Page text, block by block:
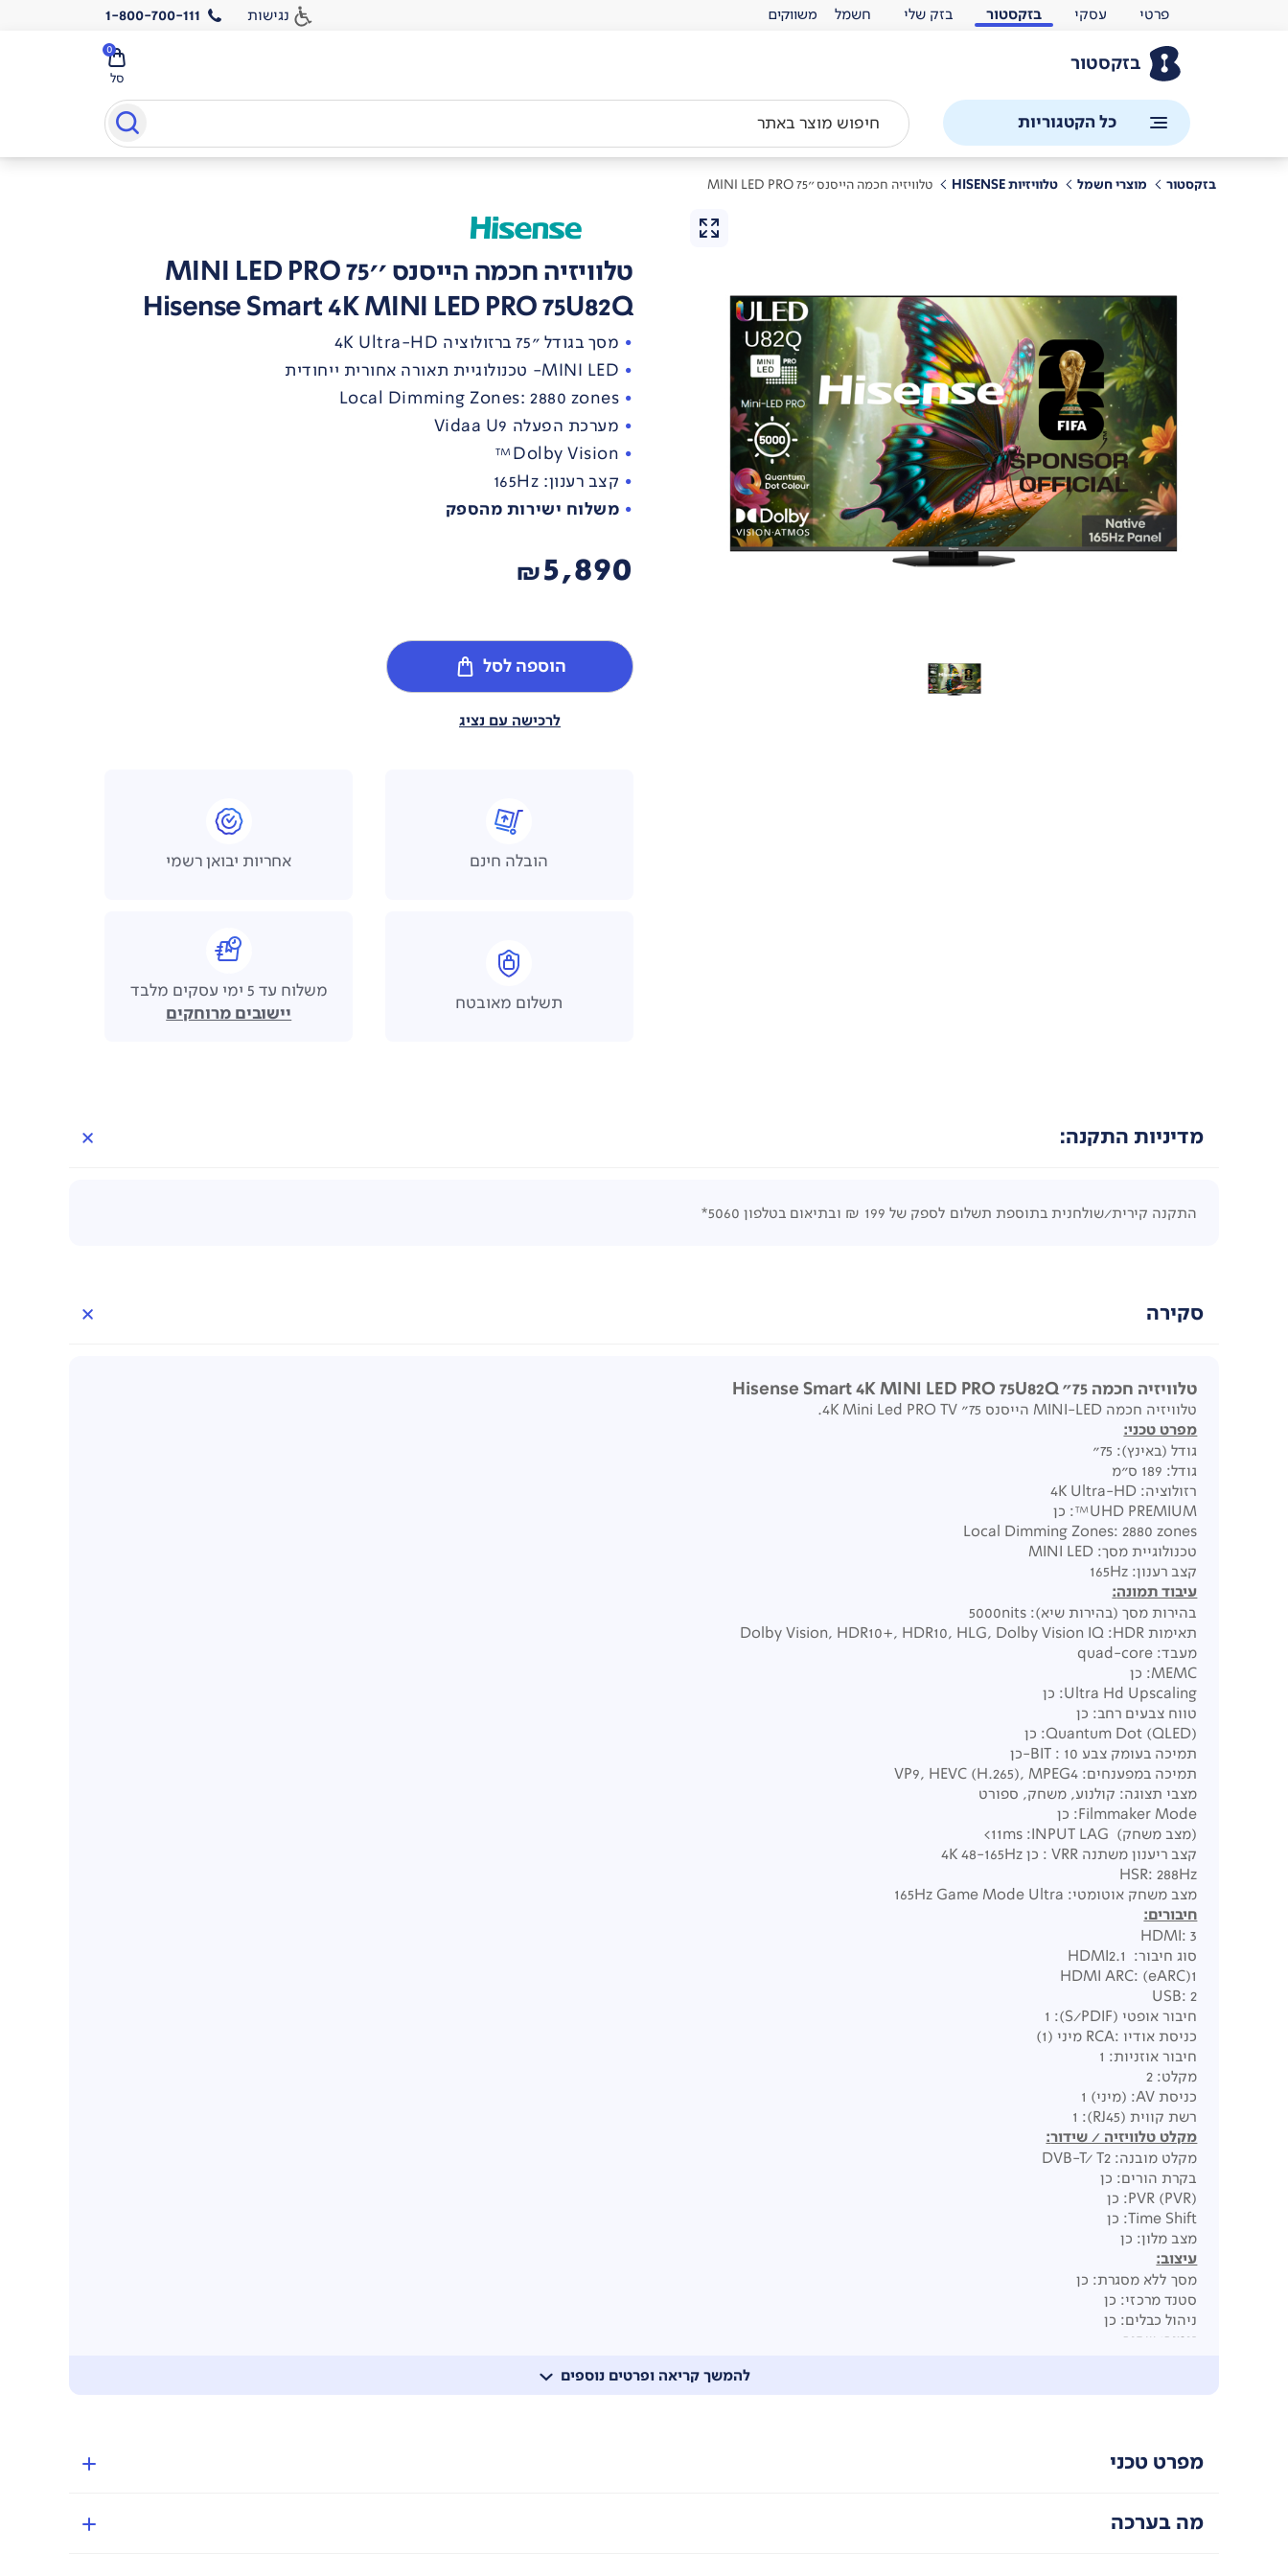
פרטי עסקי בזקסטור בזק שלי חשמל נגישות 1-800-700-111
בזקסטור
סל
0
כל הקטגוריות
בזקסטור מוצרי חשמל טלוויזיות HISENSE טלוויזיה חכמה הייסנס ''75 MINI LED PRO
טלוויזיה חכמה הייסנס ''75 MINI LED PRO
Hisense Smart 4K MINI LED PRO 75U82Q
מסך בגודל "75 ברזולוציה 4K Ultra-HD
MINI LED- טכנולוגיית תאורה אחורית ייחודית
Local Dimming Zones: 2880 zones
מערכת הפעלה Vidaa U9
Dolby Vision™
קצב רענון: 165Hz
משלוח ישירות מהספק
5,890
₪
הוספה לסל
לרכישה עם נציג
הובלה חינם אחריות יבואן רשמי
תשלום מאובטח
משלוח עד 5 ימי עסקים מלבד
יישובים מרוחקים
מדיניות התקנה:
התקנה קירית/שולחנית בתוספת תשלום לספק של 199 ₪ ובתיאום בטלפון 5060*
סקירה
להמשך קריאה ופרטים נוספים
טלוויזיה חכמה Hisense Smart 4K MINI LED PRO 75U82Q "75
טלוויזיה חכמה MINI-LED הייסנס 75" 4K Mini Led PRO TV.
מפרט טכני:
גודל (באינץ): 75"
גודל: 189 ס"מ
רזולוציה: 4K Ultra-HD
UHD PREMIUM™: כן
Local Dimming Zones: 2880 zones
טכנולוגיית מסך: MINI LED
קצב רענון: 165Hz
עיבוד תמונה:
בהירות מסך (בהירות שיא): 5000nits
תאימות Dolby Vision, HDR10+, HDR10, HLG, Dolby Vision IQ :HDR
מעבד: quad-core
MEMC: כן
Ultra Hd Upscaling: כן
טווח צבעים רחב: כן
Quantum Dot (QLED): כן
תמיכה בעומק צבע 10 : BIT-כן
תמיכה במפענחים: VP9, HEVC (H.265), MPEG4
מצבי תצוגה: קולנוע, משחק, ספורט
Filmmaker Mode: כן
(מצב משחק) 11ms :INPUT LAG>
קצב ריענון משתנה VRR : כן 4K 48-165Hz
HSR: 288Hz
מצב משחק אוטומטי: 165Hz Game Mode Ultra
חיבורים:
HDMI: 3
סוג חיבור: HDMI2.1
HDMI ARC: (eARC)1
USB: 2
חיבור אופטי (S/PDIF): 1
כניסת אודיו :RCA מיני (1)
חיבור אוזניות: 1
מקלט: 2
כניסת AV: (מיני) 1
רשת קווית (RJ45): 1
מקלט טלוויזיה / שידור:
מקלט מובנה: DVB-T/ T2
בקרת הורים: כן
PVR (PVR): כן
Time Shift: כן
מצב מלון: כן
עיצוב:
מסך ללא מסגרת: כן
סטנד מרכזי: כן
ניהול כבלים: כן
גימור: שחור
BLUETOOTH: כן (עכבר, מקלדת, שמע)
אפליקציה לסמארטפון: RemoteNow (Android & iOS)
מפרט טכני
מה בערכה
משווקים